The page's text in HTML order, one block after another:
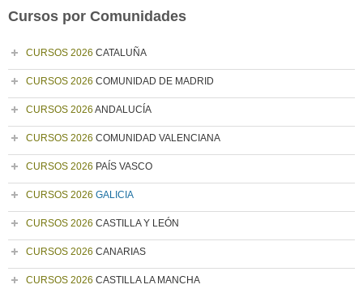
Cursos por Comunidades
CURSOS 2026 CATALUÑA
CURSOS 2026 COMUNIDAD DE MADRID
CURSOS 2026 ANDALUCÍA
CURSOS 2026 COMUNIDAD VALENCIANA
CURSOS 2026 PAÍS VASCO
CURSOS 2026 GALICIA
CURSOS 2026 CASTILLA Y LEÓN
CURSOS 2026 CANARIAS
CURSOS 2026 CASTILLA LA MANCHA